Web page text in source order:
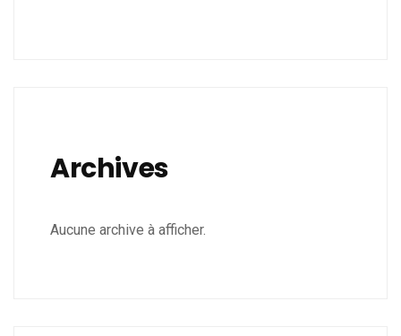
Archives
Aucune archive à afficher.